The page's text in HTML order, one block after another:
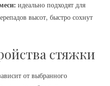
идеально подходят для
высот, быстро сохнут
стяжки
от выбранного